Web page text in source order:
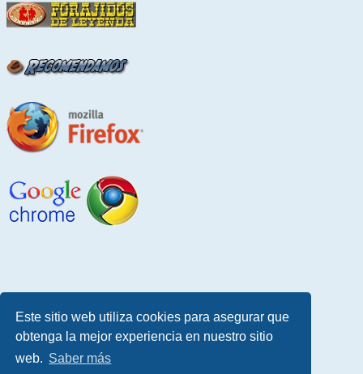
Este sitio web utiliza cookies para asegurar que
obtenga la mejor experiencia en nuestro sitio
web. Saber más